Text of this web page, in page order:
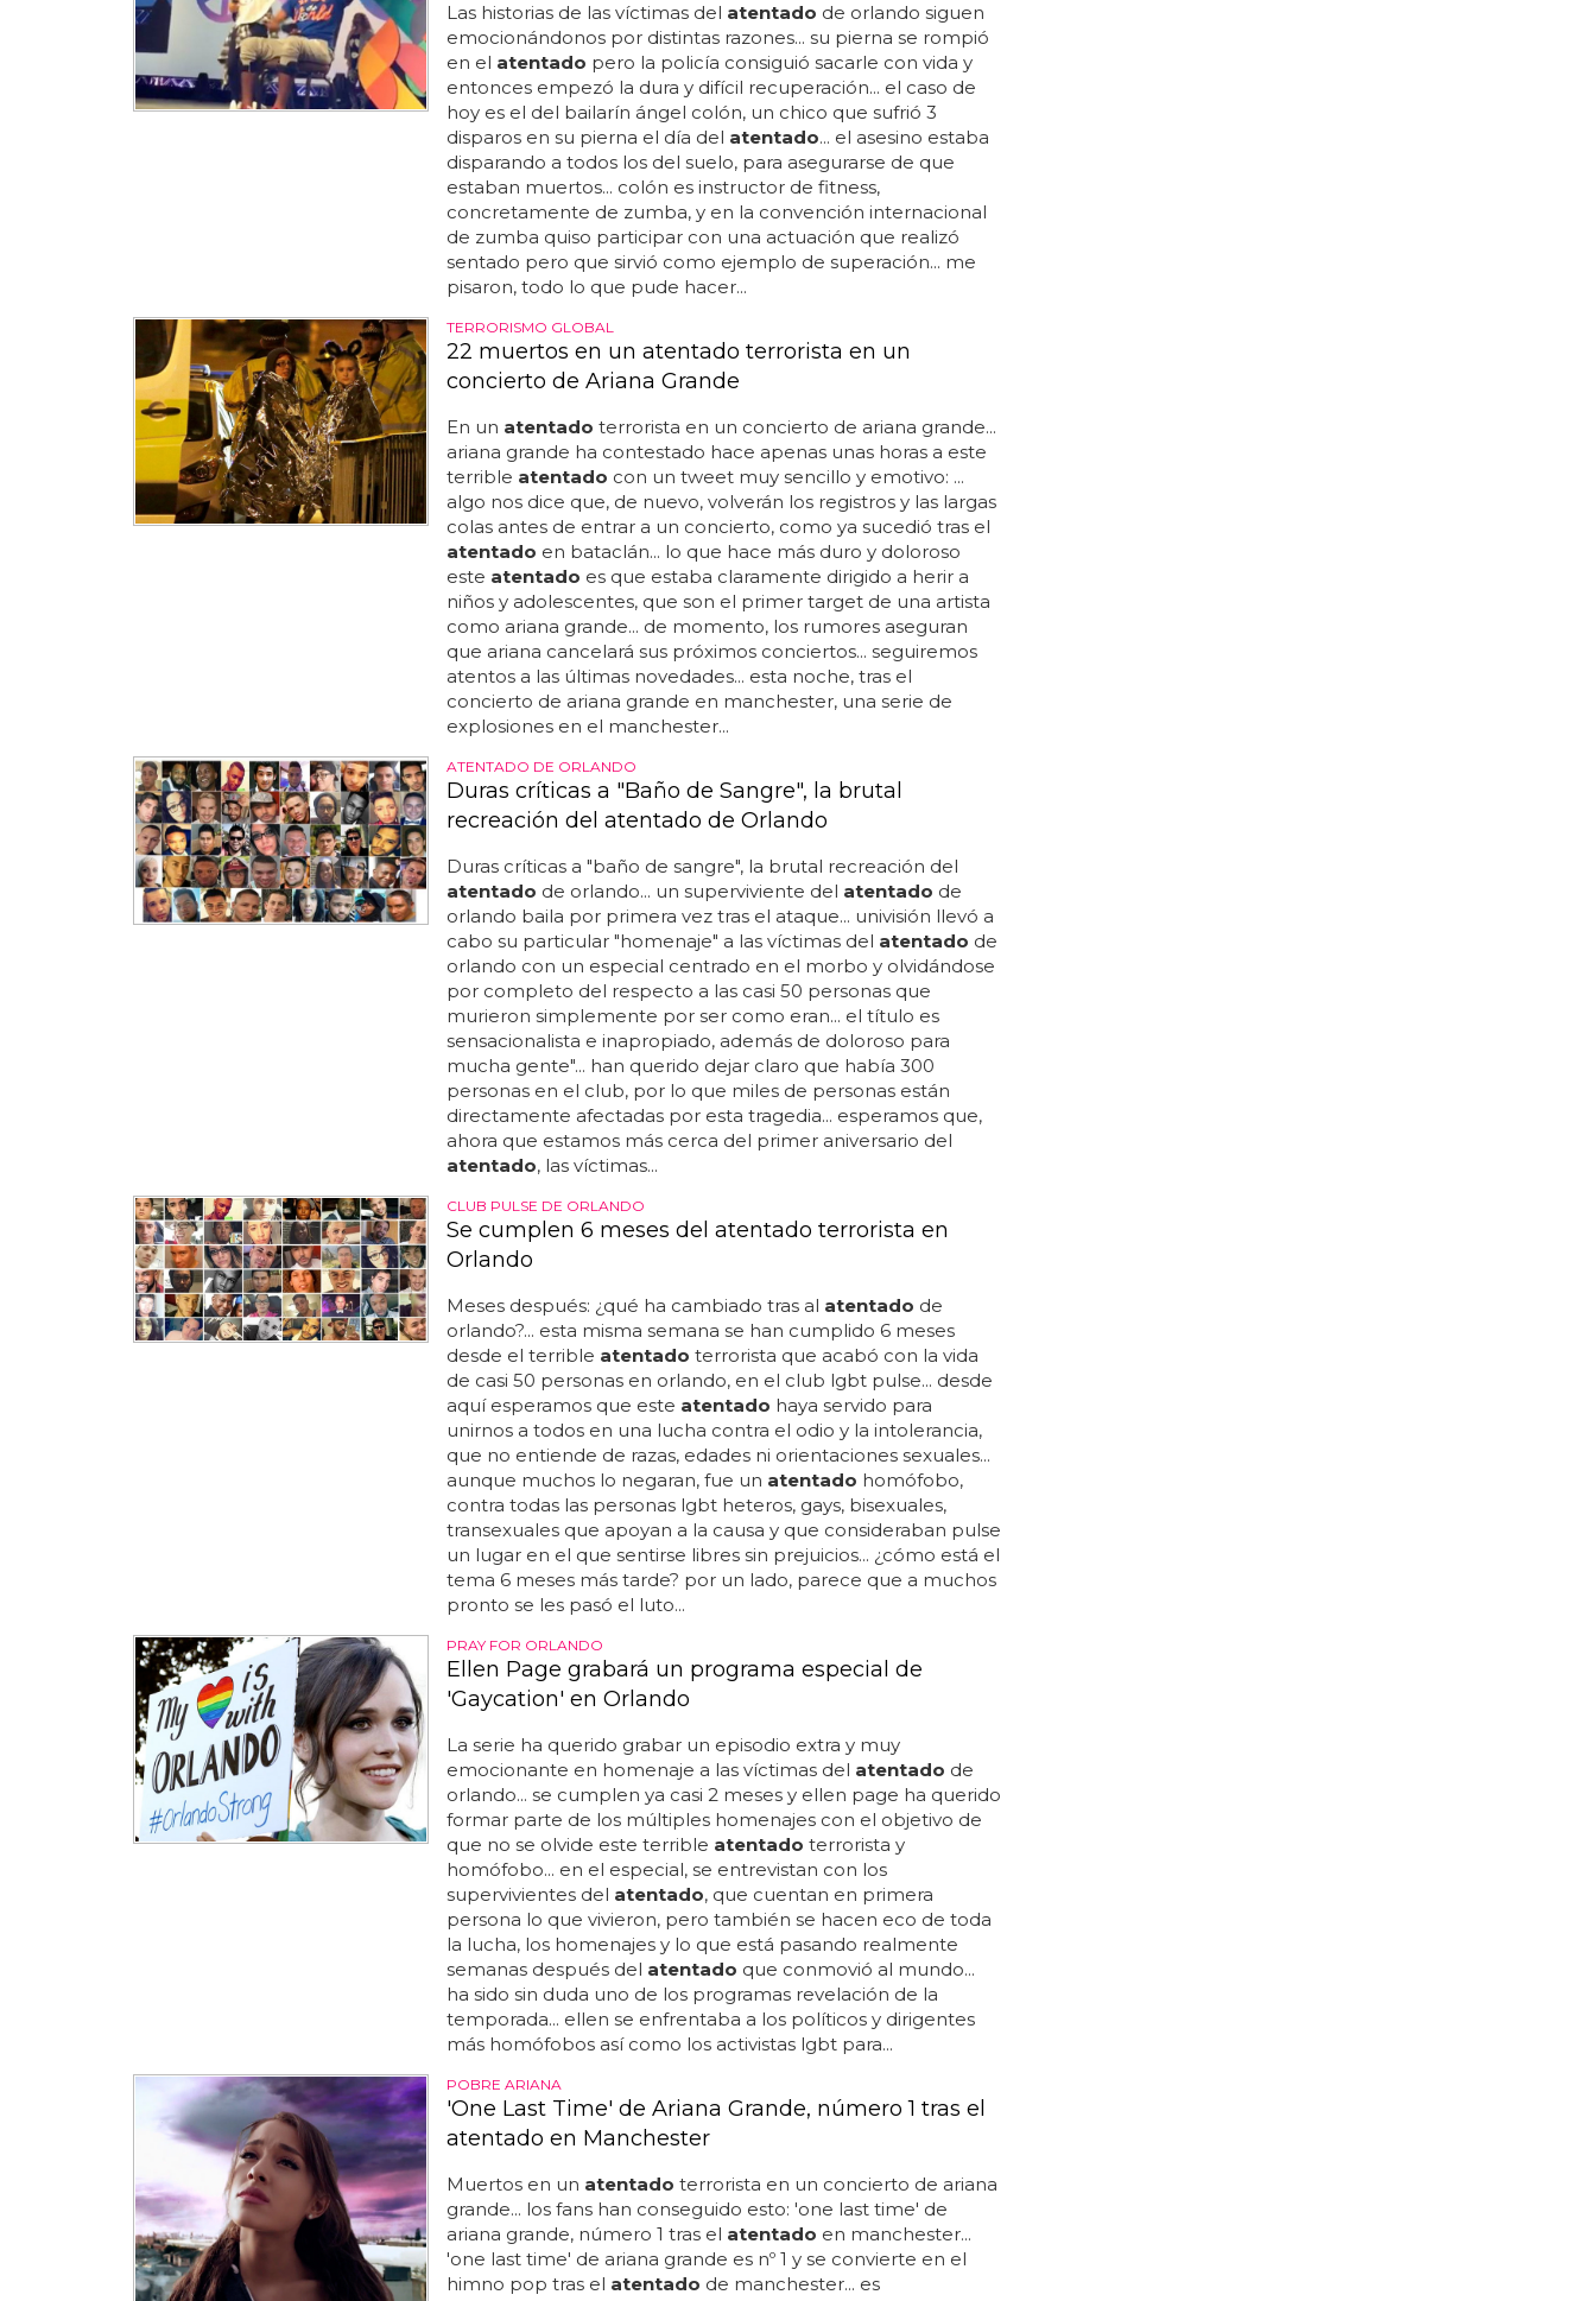
Las historias de las víctimas del atentado de orlando siguen
emocionándonos por distintas razones... su pierna se rompió
en el atentado pero la policía consiguió sacarle con vida y
entonces empezó la dura y difícil recuperación... el caso de
hoy es el del bailarín ángel colón, un chico que sufrió 3
disparos en su pierna el día del atentado... el asesino estaba
disparando a todos los del suelo, para asegurarse de que
estaban muertos... colón es instructor de fitness,
concretamente de zumba, y en la convención internacional
de zumba quiso participar con una actuación que realizó
sentado pero que sirvió como ejemplo de superación... me
pisaron, todo lo que pude hacer...
TERRORISMO GLOBAL
22 muertos en un atentado terrorista en un
concierto de Ariana Grande
En un atentado terrorista en un concierto de ariana grande...
ariana grande ha contestado hace apenas unas horas a este
terrible atentado con un tweet muy sencillo y emotivo: ...
algo nos dice que, de nuevo, volverán los registros y las largas
colas antes de entrar a un concierto, como ya sucedió tras el
atentado en bataclán... lo que hace más duro y doloroso
este atentado es que estaba claramente dirigido a herir a
niños y adolescentes, que son el primer target de una artista
como ariana grande... de momento, los rumores aseguran
que ariana cancelará sus próximos conciertos... seguiremos
atentos a las últimas novedades... esta noche, tras el
concierto de ariana grande en manchester, una serie de
explosiones en el manchester...
ATENTADO DE ORLANDO
Duras críticas a "Baño de Sangre", la brutal
recreación del atentado de Orlando
Duras críticas a "baño de sangre", la brutal recreación del
atentado de orlando... un superviviente del atentado de
orlando baila por primera vez tras el ataque... univisión llevó a
cabo su particular "homenaje" a las víctimas del atentado de
orlando con un especial centrado en el morbo y olvidándose
por completo del respecto a las casi 50 personas que
murieron simplemente por ser como eran... el título es
sensacionalista e inapropiado, además de doloroso para
mucha gente"... han querido dejar claro que había 300
personas en el club, por lo que miles de personas están
directamente afectadas por esta tragedia... esperamos que,
ahora que estamos más cerca del primer aniversario del
atentado, las víctimas...
CLUB PULSE DE ORLANDO
Se cumplen 6 meses del atentado terrorista en
Orlando
Meses después: ¿qué ha cambiado tras al atentado de
orlando?... esta misma semana se han cumplido 6 meses
desde el terrible atentado terrorista que acabó con la vida
de casi 50 personas en orlando, en el club lgbt pulse... desde
aquí esperamos que este atentado haya servido para
unirnos a todos en una lucha contra el odio y la intolerancia,
que no entiende de razas, edades ni orientaciones sexuales...
aunque muchos lo negaran, fue un atentado homófobo,
contra todas las personas lgbt heteros, gays, bisexuales,
transexuales que apoyan a la causa y que consideraban pulse
un lugar en el que sentirse libres sin prejuicios... ¿cómo está el
tema 6 meses más tarde? por un lado, parece que a muchos
pronto se les pasó el luto...
PRAY FOR ORLANDO
Ellen Page grabará un programa especial de
'Gaycation' en Orlando
La serie ha querido grabar un episodio extra y muy
emocionante en homenaje a las víctimas del atentado de
orlando... se cumplen ya casi 2 meses y ellen page ha querido
formar parte de los múltiples homenajes con el objetivo de
que no se olvide este terrible atentado terrorista y
homófobo... en el especial, se entrevistan con los
supervivientes del atentado, que cuentan en primera
persona lo que vivieron, pero también se hacen eco de toda
la lucha, los homenajes y lo que está pasando realmente
semanas después del atentado que conmovió al mundo...
ha sido sin duda uno de los programas revelación de la
temporada... ellen se enfrentaba a los políticos y dirigentes
más homófobos así como los activistas lgbt para...
POBRE ARIANA
'One Last Time' de Ariana Grande, número 1 tras el
atentado en Manchester
Muertos en un atentado terrorista en un concierto de ariana
grande... los fans han conseguido esto: 'one last time' de
ariana grande, número 1 tras el atentado en manchester...
'one last time' de ariana grande es nº 1 y se convierte en el
himno pop tras el atentado de manchester... es